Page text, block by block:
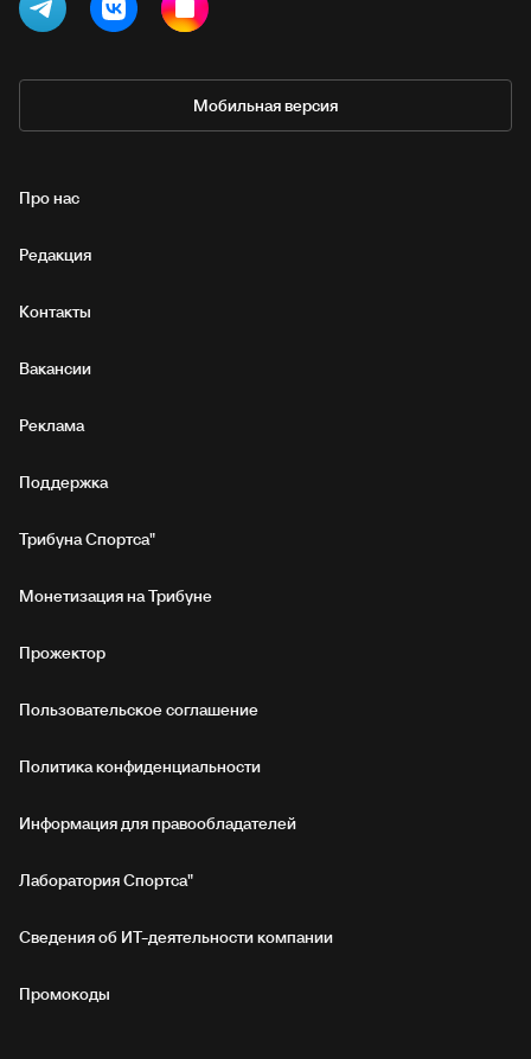
Мобильная версия
Про нас
Редакция
Контакты
Вакансии
Реклама
Поддержка
Трибуна Спортса"
Монетизация на Трибуне
Прожектор
Пользовательское соглашение
Политика конфиденциальности
Информация для правообладателей
Лаборатория Спортса"
Сведения об ИТ‑деятельности компании
Промокоды